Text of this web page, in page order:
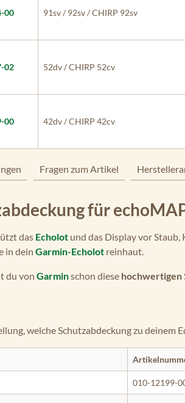
00 91sv / 92sv / CHIRP 92sv
02 52dv / CHIRP 52cv
00 42dv / CHIRP 42cv
Fragen zum Artikel
für
das Echolot und das Display vor
in dein Garmin-Echolot reinhaut.
du von Garminschon diese hochwertigen
welche Schutzabdeckung zu deinem
010-12199-